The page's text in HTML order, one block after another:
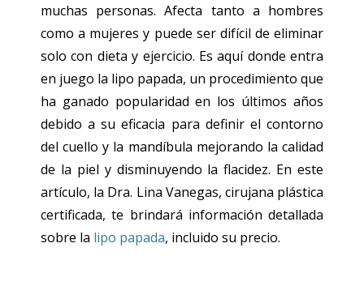
muchas personas. Afecta tanto a hombres
como a mujeres y puede ser difícil de eliminar
solo con dieta y ejercicio. Es aquí donde entra
en juego la lipo papada, un procedimiento que
ha ganado popularidad en los últimos años
debido a su eficacia para definir el contorno
del cuello y la mandíbula mejorando la calidad
de la piel y disminuyendo la flacidez. En este
artículo, la Dra. Lina Vanegas, cirujana plástica
certificada, te brindará información detallada
sobre la lipo papada, incluido su precio.